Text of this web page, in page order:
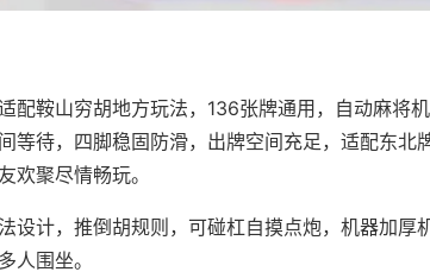
配鞍山穷胡地方玩法，136张牌通用，自动麻将
等待，四脚稳固防滑，出牌空间充足，适配东北
欢聚尽情畅玩。
设计，推倒胡规则，可碰杠自摸点炮，机器加厚
人围坐。